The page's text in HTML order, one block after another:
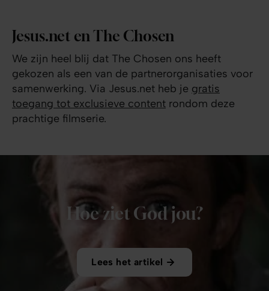
Jesus.net en The Chosen
We zijn heel blij dat The Chosen ons heeft
gekozen als een van de partnerorganisaties voor
samenwerking. Via Jesus.net heb je gratis
toegang tot exclusieve content rondom deze
prachtige filmserie.
Hoe ziet God jou?
Lees het artikel